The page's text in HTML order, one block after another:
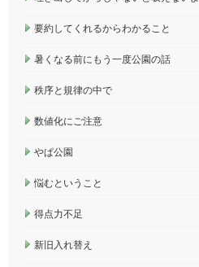
要約してくれるからわかること
暑くなる前にもう一度公園の話
秩序と規律の中で
数値化にご注意
やぱ公園
悩むということ
得点力不足
新旧入れ替え